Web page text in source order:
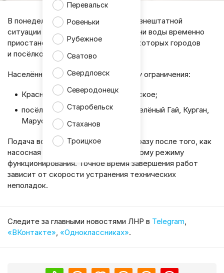
Перевальск
Ровеньки
Рубежное
Сватово
Свердловск
Северодонецк
Старобельск
Стаханов
Троицкое
В понедельник, 11 мая, в результате внештатной
ситуации на объекте системы подачи воды временно
приостановлено водоснабжение некоторых городов
и посёлков в ЛНР.
Населённые пункты, попавшие в зону ограничения:
Красный Луч, Антрацит, Петровское;
посёлки: Грушевое, Софиевка, Зелёный Гай, Курган,
Марусино.
Подача воды будет возобновлена сразу после того, как
насосная станция вернётся к штатному режиму
функционирования. Точное время завершения работ
зависит от скорости устранения технических
неполадок.
Cледите за главными новостями ЛНР в Telegram
«ВКонтакте» «Одноклассниках».